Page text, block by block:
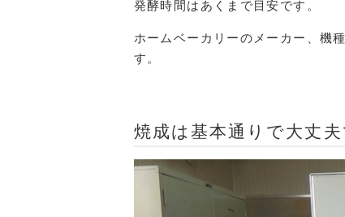
発酵時間はあくまで目安です。
ホームベーカリーのメーカー、機
す。
焼成は基本通りで大丈夫